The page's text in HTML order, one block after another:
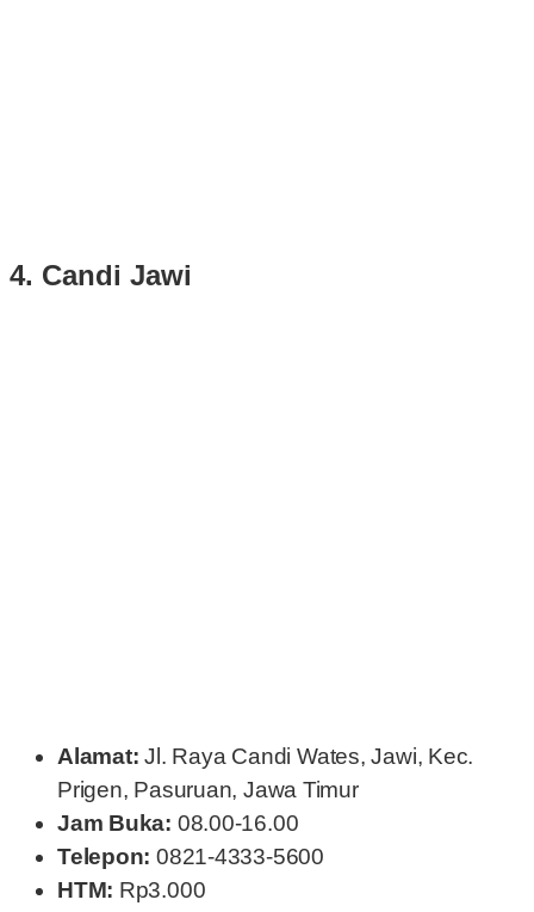
4. Candi Jawi
Alamat: Jl. Raya Candi Wates, Jawi, Kec.
Prigen, Pasuruan, Jawa Timur
Jam Buka: 08.00-16.00
Telepon: 0821-4333-5600
HTM: Rp3.000